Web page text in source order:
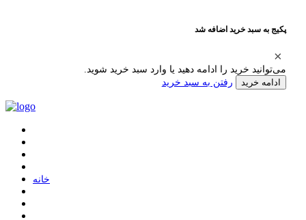
پکیج به سبد خرید اضافه شد
می‌توانید خرید را ادامه دهید یا وارد سبد خرید شوید.
ادامه خرید رفتن به سبد خرید
ﺧﺎﻧﻪ